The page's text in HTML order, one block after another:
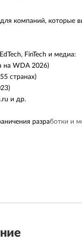
компаний, которые
FinTech и медиа:
на WDA 2026)
странах)
и др.
разработки и
параллельно,